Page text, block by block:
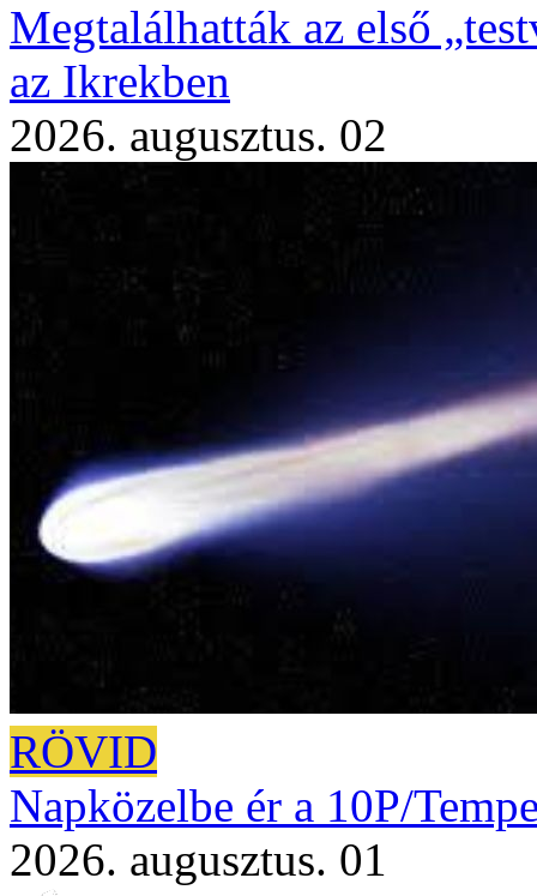
Megtalálhatták az első
az Ikrekben
2026. augusztus. 02
RÖVID
Napközelbe ér a 10P/
2026. augusztus. 01